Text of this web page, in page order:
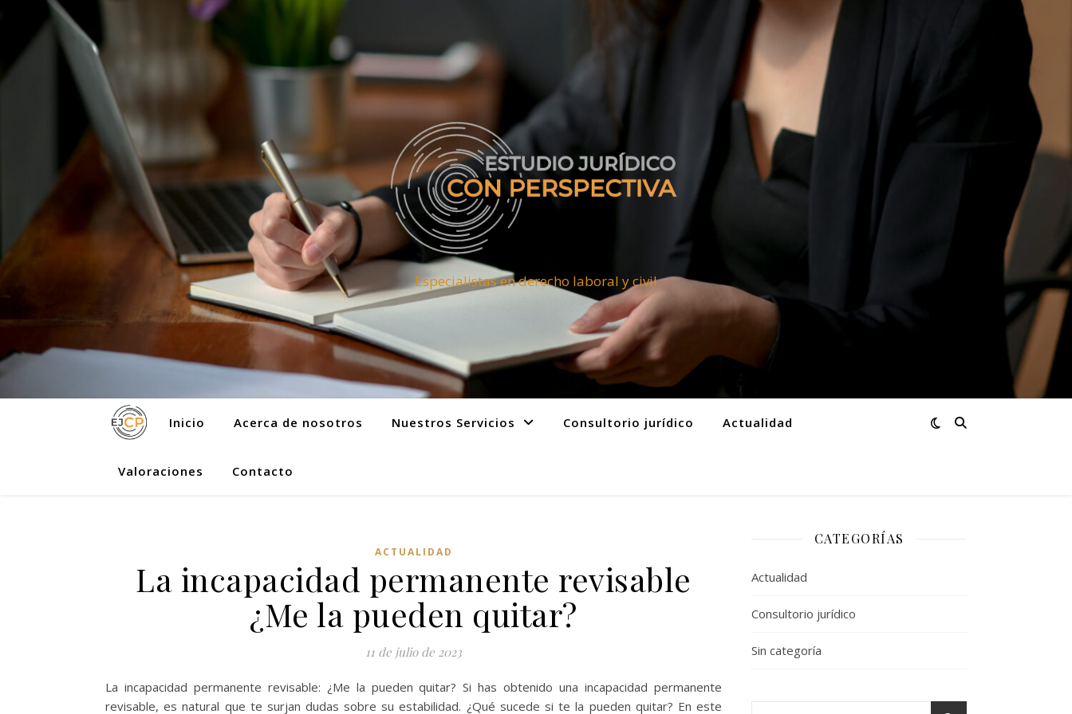
Especialistas en derecho laboral y civil
Inicio Acerca de nosotros Nuestros Servicios Consultorio jurídico Actualidad
Valoraciones Contacto
ACTUALIDAD
La incapacidad permanente revisable
¿Me la pueden quitar?
11 de julio de 2023
La incapacidad permanente revisable: ¿Me la pueden quitar? Si has obtenido una incapacidad permanente
revisable, es natural que te surjan dudas sobre su estabilidad. ¿Qué sucede si te la pueden quitar? En este
CATEGORÍAS
Actualidad
Consultorio jurídico
Sin categoría